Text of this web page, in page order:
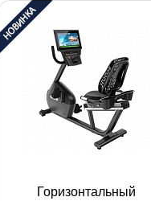
Горизонтальный